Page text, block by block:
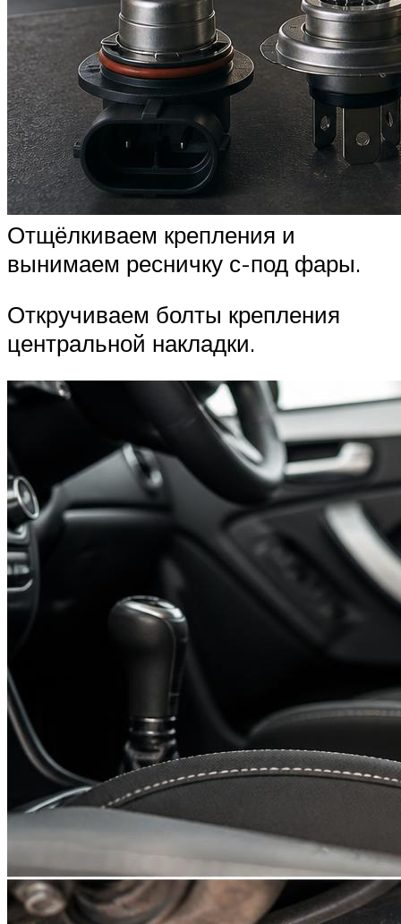
Отщёлкиваем крепления и
вынимаем ресничку с-под фары.
Откручиваем болты крепления
центральной накладки.